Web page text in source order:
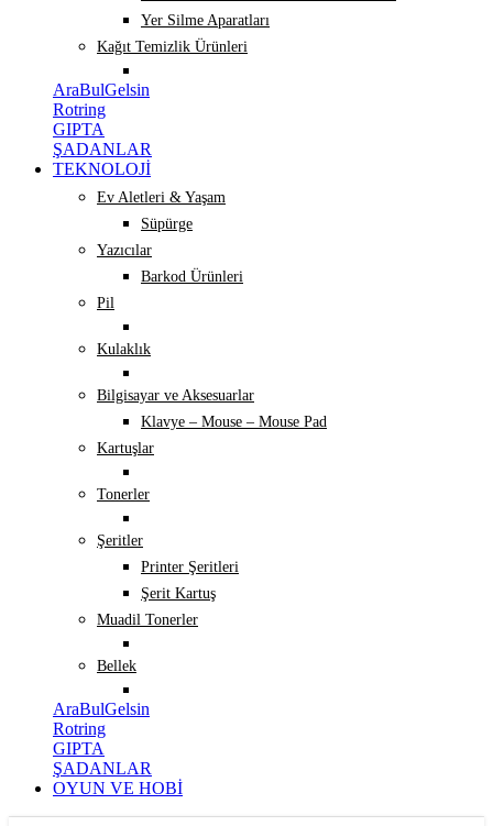
Yer Silme Aparatları
Kağıt Temizlik Ürünleri
AraBulGelsin
Rotring
GIPTA
ŞADANLAR
TEKNOLOJİ
Ev Aletleri & Yaşam
Süpürge
Yazıcılar
Barkod Ürünleri
Pil
Kulaklık
Bilgisayar ve Aksesuarlar
Klavye – Mouse – Mouse Pad
Kartuşlar
Tonerler
Şeritler
Printer Şeritleri
Şerit Kartuş
Muadil Tonerler
Bellek
AraBulGelsin
Rotring
GIPTA
ŞADANLAR
OYUN VE HOBİ